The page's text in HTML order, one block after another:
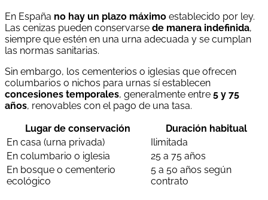
En España no hay un plazo máximo establecido por ley.
Las cenizas pueden conservarse de manera indefinida,
siempre que estén en una urna adecuada y se cumplan
las normas sanitarias.
Sin embargo, los cementerios o iglesias que ofrecen
columbarios o nichos para urnas sí establecen
concesiones temporales, generalmente entre 5 y 75
años, renovables con el pago de una tasa.
Lugar de conservación
Duración habitual
En casa (urna privada)
Ilimitada
En columbario o iglesia
25 a 75 años
En bosque o cementerio
ecológico
5 a 50 años según
contrato